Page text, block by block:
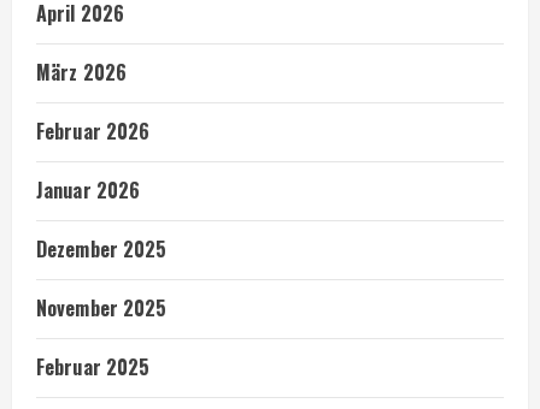
April 2026
März 2026
Februar 2026
Januar 2026
Dezember 2025
November 2025
Februar 2025